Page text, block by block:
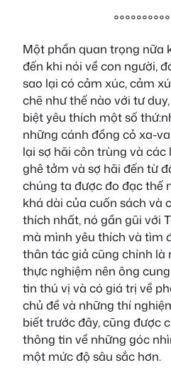
Một phần quan trọng nữa
đến khi nói về con người,
sao lại có cảm xúc, cảm
chẽ như thế nào với tư
biệt yêu thích một số
những cánh đồng cỏ xa-
lại sợ hãi côn trùng và
ghê tởm và sợ hãi đến từ
chúng ta được đo đạc thế
khá dài của cuốn sách và
thích nhất, nó gần gũi với
mà mình yêu thích và tìm
thân tác giả cũng chính là
thực nghiệm nên ông
tin thú vị và có giá trị về
chủ đề và những thí
biết trước đây, cũng được
thông tin về những góc
một mức độ sâu sắc hơn.